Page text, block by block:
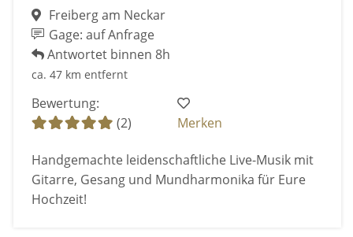
Freiberg am Neckar
Gage: auf Anfrage
Antwortet binnen 8h
ca. 47 km entfernt
Bewertung:
(2)
Merken
Handgemachte leidenschaftliche Live-Musik mit
Gitarre, Gesang und Mundharmonika für Eure
Hochzeit!